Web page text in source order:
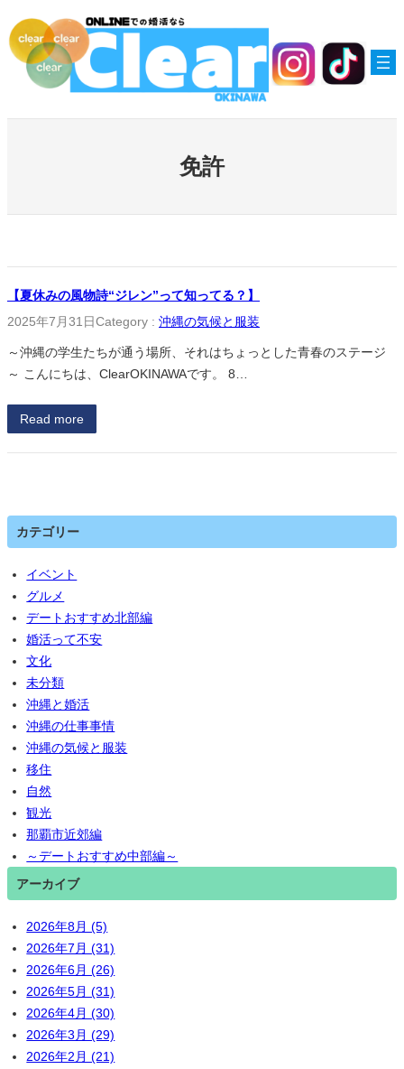
容
を
免許
【夏休みの風物詩“ジレン”って知ってる？】
2025年7月31日Category : 沖縄の気候と服装
～沖縄の学生たちが通う場所、それはちょっとした青春のステージ
～ こんにちは、ClearOKINAWAです。 8…
Read more
カテゴリー
イベント
グルメ
デートおすすめ北部編
婚活って不安
文化
未分類
沖縄と婚活
沖縄の仕事事情
沖縄の気候と服装
移住
自然
観光
那覇市近郊編
～デートおすすめ中部編～
アーカイブ
2026年8月 (5)
2026年7月 (31)
2026年6月 (26)
2026年5月 (31)
2026年4月 (30)
2026年3月 (29)
2026年2月 (21)